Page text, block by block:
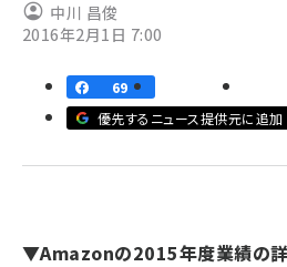
ecbeing (1211)
base (1083)
中川 昌俊
2016年2月1日 7:00
69
優先するニュース提供元に追加
▼Amazonの2015年度業績の詳